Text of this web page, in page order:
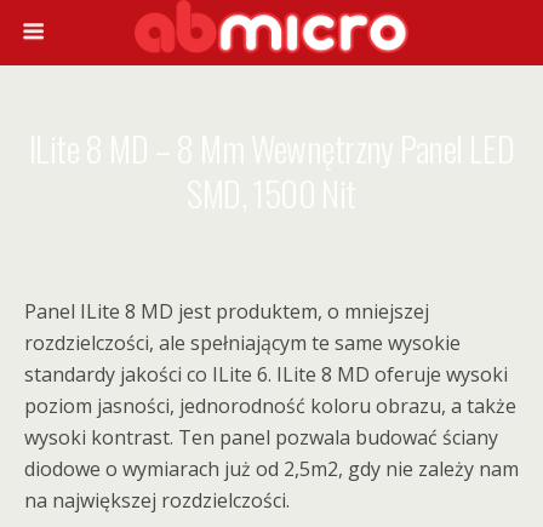
Panel ILite 8 MD jest produktem, o mniejszej
rozdzielczości, ale spełniającym te same wysokie
standardy jakości co ILite 6. ILite 8 MD oferuje wysoki
poziom jasności, jednorodność koloru obrazu, a także
wysoki kontrast. Ten panel pozwala budować ściany
diodowe o wymiarach już od 2,5m2, gdy nie zależy nam
na największej rozdzielczości.